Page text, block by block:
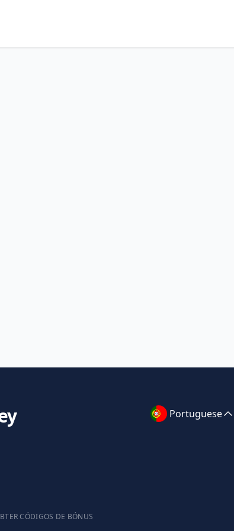
CÓDIGOS DE BÓNUS
Portuguese